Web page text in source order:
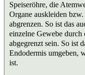
Speiseröhre, die
Organe auskleiden
abgrenzen. So ist das
einzelne Gewebe durch
abgegrenzt sein. So ist
Endodermis umgeben,
ist.